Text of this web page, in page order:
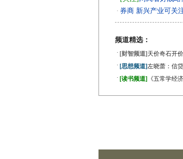
· 券商 新兴产业可关
频道精选：
· [财智频道] 天价奇石开
· [思想频道]左晓蕾：信
· [读书频道] 《五常学经济